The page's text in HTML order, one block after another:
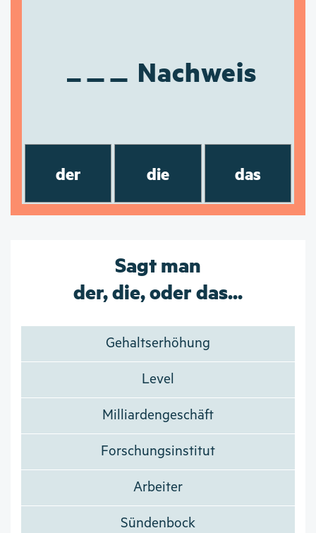
Nachweis
der die das
Sagt man
der, die, oder das...
Gehaltserhöhung
Level
Milliardengeschäft
Forschungsinstitut
Arbeiter
Sündenbock